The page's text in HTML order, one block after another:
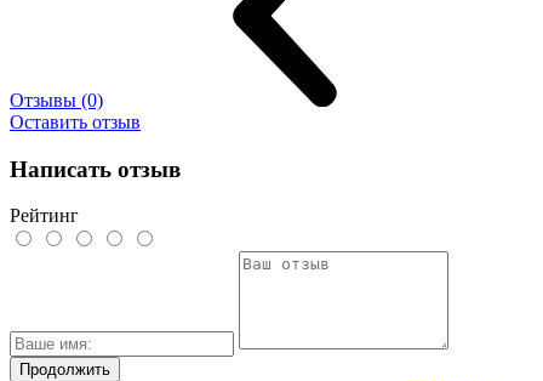
Отзывы (0)
Оставить отзыв
Написать отзыв
Рейтинг
Продолжить